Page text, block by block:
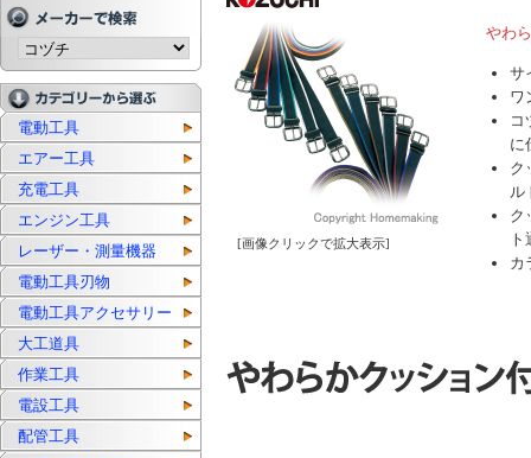
電動工具
エアー工具
充電工具
エンジン工具
レーザー・測量機器
電動工具刃物
電動工具アクセサリー
大工道具
作業工具
電設工具
配管工具
[画像クリックで拡大表示]
やわ
サ
ワ
コ
に
ク
ル
ク
カ